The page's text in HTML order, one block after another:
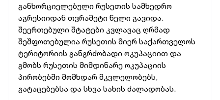
განხორციელებული რუსეთის სამხედრო
აგრესიიდან თვრამეტი წელი გავიდა.
შეერთებული შტატები კვლავაც ღრმად
შეშფოთებულია რუსეთის მიერ საქართველოს
ტერიტორიის განგრძობადი ოკუპაციით და
გმობს რუსეთის მიმდინარე ოკუპაციის
პირობებში მომხდარ მკვლელობებს,
გატაცებებსა და სხვა სახის ძალადობას.